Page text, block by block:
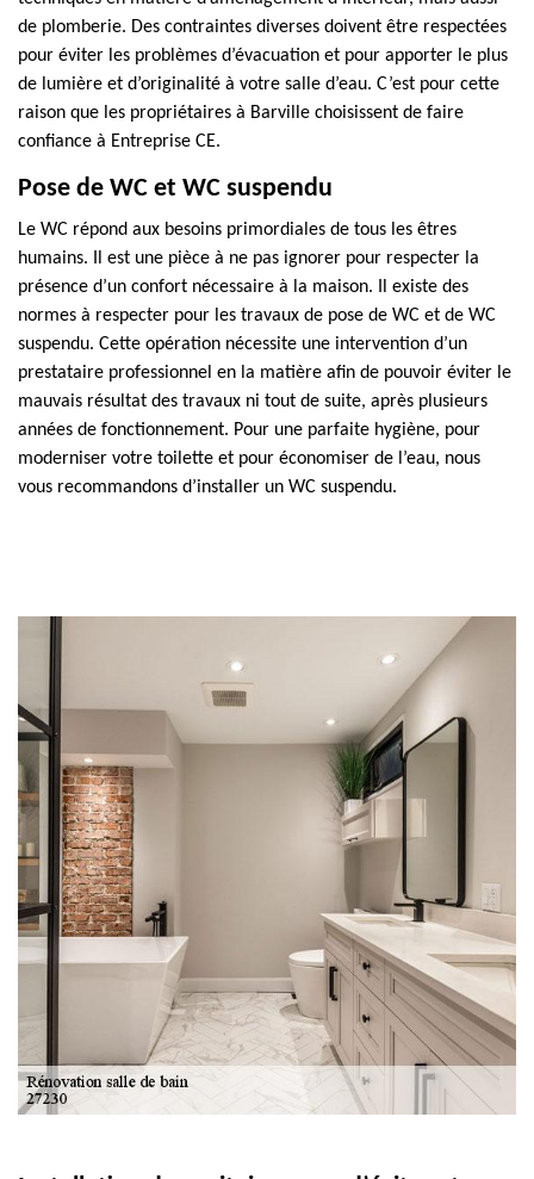
de plomberie. Des contraintes diverses doivent être respectées
pour éviter les problèmes d’évacuation et pour apporter le plus
de lumière et d’originalité à votre salle d’eau. C’est pour cette
raison que les propriétaires à Barville choisissent de faire
confiance à Entreprise CE.
Pose de WC et WC suspendu
Le WC répond aux besoins primordiales de tous les êtres
humains. Il est une pièce à ne pas ignorer pour respecter la
présence d’un confort nécessaire à la maison. Il existe des
normes à respecter pour les travaux de pose de WC et de WC
suspendu. Cette opération nécessite une intervention d’un
prestataire professionnel en la matière afin de pouvoir éviter le
mauvais résultat des travaux ni tout de suite, après plusieurs
années de fonctionnement. Pour une parfaite hygiène, pour
moderniser votre toilette et pour économiser de l’eau, nous
vous recommandons d’installer un WC suspendu.